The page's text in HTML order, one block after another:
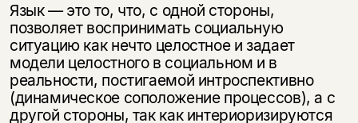
Язык — это то, что, с одной стороны,
позволяет воспринимать социальную
ситуацию как нечто целостное и задает
модели целостного в социальном и в
реальности, постигаемой интроспективно
(динамическое соположение процессов), а с
другой стороны, так как интериоризируются